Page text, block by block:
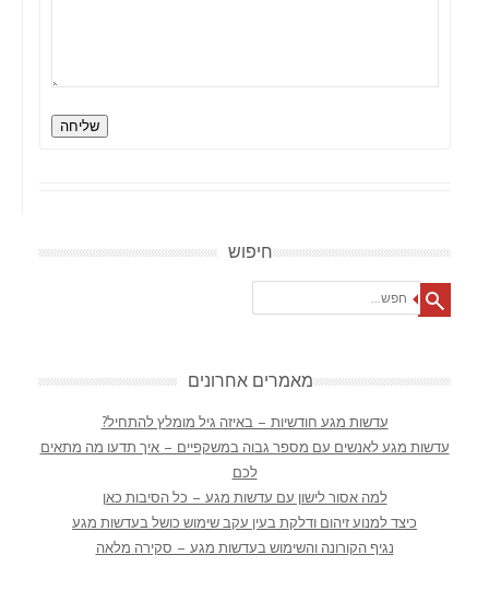
שליחה
חיפוש
מאמרים אחרונים
עדשות מגע חודשיות – באיזה גיל מומלץ להתחיל?
עדשות מגע לאנשים עם מספר גבוה במשקפיים – איך תדעו מה מתאים
לכם
למה אסור לישון עם עדשות מגע – כל הסיבות כאן
כיצד למנוע זיהום ודלקת בעין עקב שימוש כושל בעדשות מגע
נגיף הקורונה והשימוש בעדשות מגע – סקירה מלאה